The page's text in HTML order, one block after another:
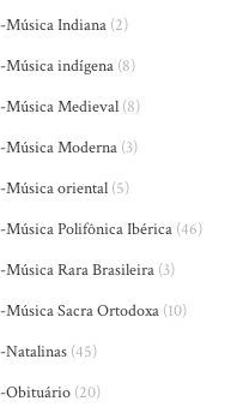
-Música Indiana (2)
-Música indígena (8)
-Música Medieval (8)
-Música Moderna (3)
-Música oriental (5)
-Música Polifônica Ibérica (46)
-Música Rara Brasileira (3)
-Música Sacra Ortodoxa (10)
-Natalinas (45)
-Obituário (20)